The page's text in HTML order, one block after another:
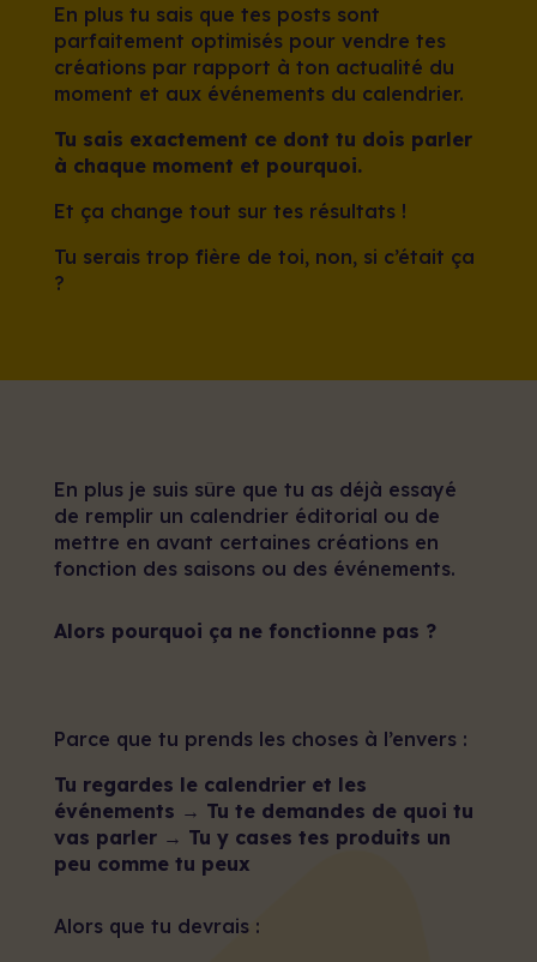
En plus tu sais que tes posts sont
parfaitement optimisés pour vendre tes
créations par rapport à ton actualité du
moment et aux événements du calendrier.
Tu sais exactement ce dont tu dois parler
à chaque moment et pourquoi.
Et ça change tout sur tes résultats !
Tu serais trop fière de toi, non, si c’était ça
?
En plus je suis sûre que tu as déjà essayé
de remplir un calendrier éditorial ou de
mettre en avant certaines créations en
fonction des saisons ou des événements.
Alors pourquoi ça ne fonctionne pas ?
Parce que tu prends les choses à l’envers :
Tu regardes le calendrier et les
événements → Tu te demandes de quoi tu
vas parler → Tu y cases tes produits un
peu comme tu peux
Alors que tu devrais :